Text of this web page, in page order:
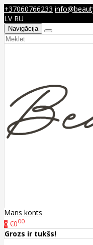
+37060766233
LV RU
Navigācija
Mans konts
0 €000
Grozs ir tukšs!